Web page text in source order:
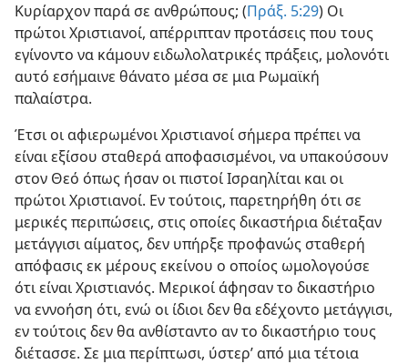
Κυρίαρχον παρά σε ανθρώπους; (Πράξ. 5:29) Οι
πρώτοι Χριστιανοί, απέρριπταν προτάσεις που τους
εγίνοντο να κάμουν ειδωλολατρικές πράξεις, μολονότι
αυτό εσήμαινε θάνατο μέσα σε μια Ρωμαϊκή
παλαίστρα.
Έτσι οι αφιερωμένοι Χριστιανοί σήμερα πρέπει να
είναι εξίσου σταθερά αποφασισμένοι, να υπακούσουν
στον Θεό όπως ήσαν οι πιστοί Ισραηλίται και οι
πρώτοι Χριστιανοί. Εν τούτοις, παρετηρήθη ότι σε
μερικές περιπώσεις, στις οποίες δικαστήρια διέταξαν
μετάγγισι αίματος, δεν υπήρξε προφανώς σταθερή
απόφασις εκ μέρους εκείνου ο οποίος ωμολογούσε
ότι είναι Χριστιανός. Μερικοί άφησαν το δικαστήριο
να εννοήση ότι, ενώ οι ίδιοι δεν θα εδέχοντο μετάγγισι,
εν τούτοις δεν θα ανθίσταντο αν το δικαστήριο τους
διέτασσε. Σε μια περίπτωσι, ύστερ’ από μια τέτοια